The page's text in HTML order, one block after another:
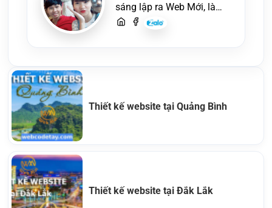
sáng lập ra Web Mới, là
một lập trình viên, người
Thiết kế website tại Quảng Bình
Thiết kế website tại Đắk Lắk